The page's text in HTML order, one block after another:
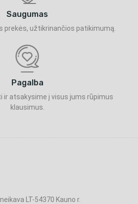
Saugumas
prekės, užtikrinančios patikimumą.
Pagalba
ir atsakysime į visus jums rūpimus
klausimus.
LT-54370 Kauno r.